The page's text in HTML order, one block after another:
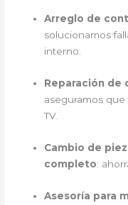
Arreglo de
solucionamos
interno.
Reparación
aseguramos
TV.
Cambio de
completo:
Asesoría para